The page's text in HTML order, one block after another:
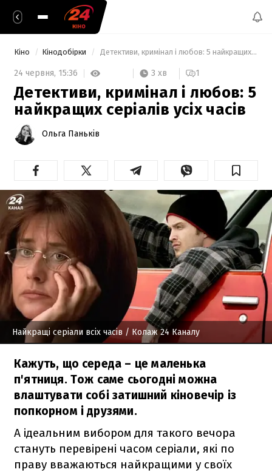
Кіно Кінодобірки Детективи, кримінал і любов: 5 найкращих серіалів усіх часів
24 червня, 15:36 3 хв 1
Детективи, кримінал і любов: 5
найкращих серіалів усіх часів
Ольга Паньків
Найкращі серіали всіх часів / Колаж 24 Каналу
Кажуть, що середа – це маленька
п'ятниця. Тож саме сьогодні можна
влаштувати собі затишний кіновечір із
попкорном і друзями.
А ідеальним вибором для такого вечора
стануть перевірені часом серіали, які по
праву вважаються найкращими у своїх